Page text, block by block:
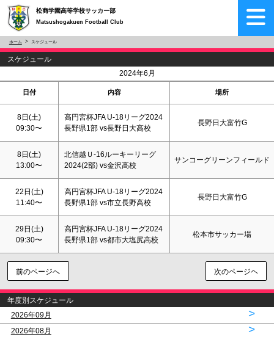
松商学園高等学校サッカー部
Matsushogakuen Football Club
ホーム スケジュール
スケジュール
2024年6月
日付 内容 場所
8日(土)
09:30〜
高円宮杯JFA U-18リーグ2024
長野県1部 vs長野日大高校
長野日大富竹G
8日(土)
13:00〜
北信越Ｕ‐16ルーキーリーグ
2024(2部) vs金沢高校
サンコーグリーンフィールド
22日(土)
11:40〜
高円宮杯JFA U-18リーグ2024
長野県1部 vs市立長野高校
長野日大富竹G
29日(土)
09:30〜
高円宮杯JFA U-18リーグ2024
長野県1部 vs都市大塩尻高校
松本市サッカー場
前のページへ 次のページヘ
年度別スケジュール
2026年09月
>
2026年08月 >